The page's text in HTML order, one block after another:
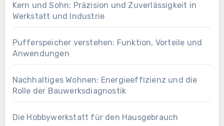
Kern und Sohn: Präzision und Zuverlässigkeit in
Werkstatt und Industrie
Pufferspeicher verstehen: Funktion, Vorteile und
Anwendungen
Nachhaltiges Wohnen: Energieeffizienz und die
Rolle der Bauwerksdiagnostik
Die Hobbywerkstatt für den Hausgebrauch